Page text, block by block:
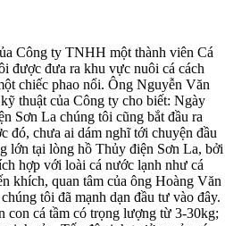
Công ty TNHH một thành viên Cá
được đưa ra khu vực nuôi cá cách
chiếc phao nổi. Ông Nguyễn Văn
thuật của Công ty cho biết: Ngày
Sơn La chúng tôi cũng bắt đầu ra
đó, chưa ai dám nghĩ tới chuyện đầu
lớn tại lòng hồ Thủy điện Sơn La, bởi
hợp với loài cá nước lạnh như cá
khích, quan tâm của ông Hoàng Văn
tôi đã mạnh dạn đầu tư vào đây.
con cá tầm có trọng lượng từ 3-30kg;